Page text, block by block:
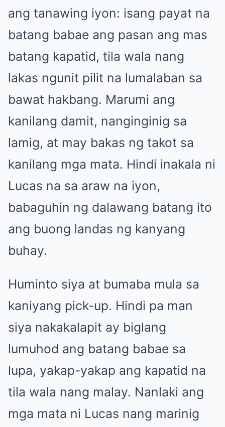
ang tanawing iyon: isang payat na
batang babae ang pasan ang mas
batang kapatid, tila wala nang
lakas ngunit pilit na lumalaban sa
bawat hakbang. Marumi ang
kanilang damit, nanginginig sa
lamig, at may bakas ng takot sa
kanilang mga mata. Hindi inakala ni
Lucas na sa araw na iyon,
babaguhin ng dalawang batang ito
ang buong landas ng kanyang
buhay.
Huminto siya at bumaba mula sa
kaniyang pick-up. Hindi pa man
siya nakakalapit ay biglang
lumuhod ang batang babae sa
lupa, yakap-yakap ang kapatid na
tila wala nang malay. Nanlaki ang
mga mata ni Lucas nang marinig